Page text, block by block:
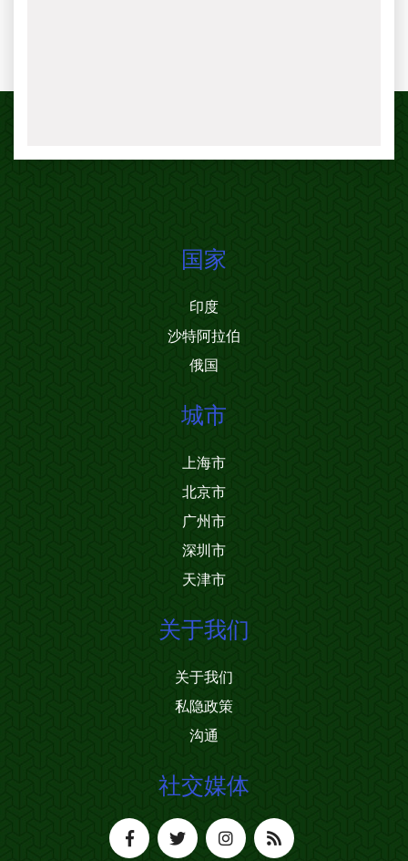
国家
印度
沙特阿拉伯
俄国
城市
上海市
北京市
广州市
深圳市
天津市
关于我们
关于我们
私隐政策
沟通
社交媒体